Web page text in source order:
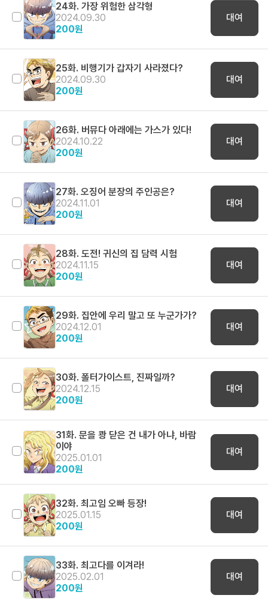
24화. 가장 위험한 삼각형
2024.09.30
200원
대여
25화. 비행기가 갑자기 사라졌다?
2024.09.30
200원
대여
26화. 버뮤다 아래에는 가스가 있다!
2024.10.22
200원
대여
27화. 오징어 분장의 주인공은?
2024.11.01
200원
대여
28화. 도전! 귀신의 집 담력 시험
2024.11.15
200원
대여
29화. 집안에 우리 말고 또 누군가가?
2024.12.01
200원
대여
30화. 폴터가이스트, 진짜일까?
2024.12.15
200원
대여
31화. 문을 쾅 닫은 건 내가 아냐, 바람
이야
2025.01.01
200원
대여
32화. 최고임 오빠 등장!
2025.01.15
200원
대여
33화. 최고다를 이겨라!
2025.02.01
200원
대여